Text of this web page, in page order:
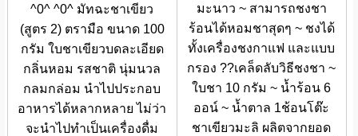
^0^ ^0^ มัทฉะชาเขียว
(สูตร 2) ตรามือ ขนาด 100
กรัม ใบชาเขียวบดละเอียด
กลิ่นหอม รสชาติ นุ่มนวล
กลมกล่อม นำไปประกอบ
อาหารได้หลากหลาย ไม่ว่า
จะนำไปทำเป็นเครื่องดื่ม
มะนาว ~ สามารถชงชา
ร้อนได้หอมชาสุดๆ ~ ชงได้
ทั้งเครื่องชงกาแฟ และแบบ
กรอง ??เคล็ดลับวิธีชงชา ~
ใบชา 10 กรัม ~ น้ำร้อน 6
ออน์ ~ น้ำตาล 1ช้อนโต๊ะ
ชาเขียวมะลิ ผลิตจากยอด